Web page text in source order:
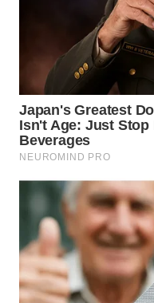
WN
SIMALUNGUN
WN
LABUHANBATU
WN
TAPANULI
TENGAH
WN DELI
SERDANG